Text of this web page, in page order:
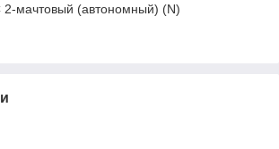
2-мачтовый (автономный) (N)